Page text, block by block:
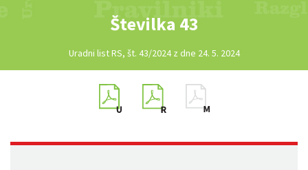
Številka 43
Uradni list RS, št. 43/2024 z dne 24. 5. 2024